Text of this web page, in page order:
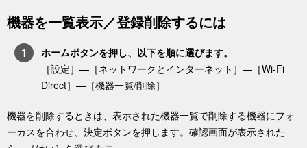
機器を一覧表示／登録削除するには
ホームボタンを押し、以下を順に選びます。
［設定］ —［ネットワークとインターネット ］ —［Wi‑Fi
Direct］—［機器一覧/削除］
機器を削除するときは、表示された機器一覧で削除する機器にフォ
ーカスを合わせ、決定ボタンを押します。確認画面が表示された